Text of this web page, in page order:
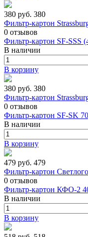
380 руб. 380
Фильтр-картон
0 отзывов
Фильтр-картон SF-SSS
В наличии
В корзину
380 руб. 380
Фильтр-картон
0 отзывов
Фильтр-картон SF-SK
В наличии
В корзину
479 руб. 479
Фильтр-картон
0 отзывов
Фильтр-картон КФО-2
В наличии
В корзину